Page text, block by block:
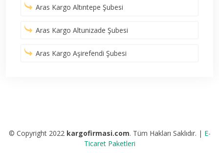
Aras Kargo Altıntepe Şubesi
Aras Kargo Altunizade Şubesi
Aras Kargo Aşirefendi Şubesi
© Copyright 2022 kargofirmasi.com. Tüm Hakları Saklıdır. | E-
Ticaret Paketleri